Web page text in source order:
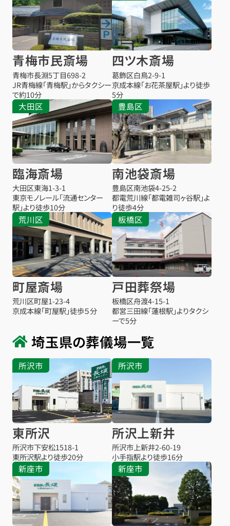
青梅市民斎場
青梅市長淵5丁目698-2
JR青梅線「青梅駅」からタクシー
で約10分
四ツ木斎場
葛飾区白鳥2-9-1
京成本線「お花茶屋駅」より徒歩
5分
大田区
臨海斎場
大田区東海1-3-1
東京モノレール「流通センター
駅」より徒歩10分
豊島区
南池袋斎場
豊島区南池袋4-25-2
都電荒川線「都電雑司ヶ谷駅」よ
り徒歩4分
荒川区
町屋斎場
荒川区町屋1-23-4
京成本線「町屋駅」徒歩５分
板橋区
戸田葬祭場
板橋区舟渡4-15-1
都営三田線「蓮根駅」よりタクシ
ーで5分
埼玉県の葬儀場一覧
所沢市
東所沢
所沢市下安松1518-1
東所沢駅より徒歩20分
所沢市
所沢上新井
所沢市上新井2-60-19
小手指駅より徒歩16分
新座市 新座市